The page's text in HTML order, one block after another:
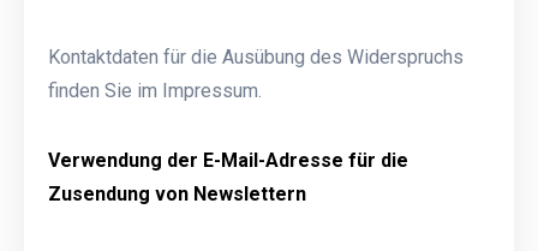
Kontaktdaten für die Ausübung des Widerspruchs
finden Sie im Impressum.
Verwendung der E-Mail-Adresse für die
Zusendung von Newslettern